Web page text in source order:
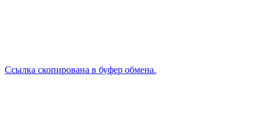
Ссылка скопирована в буфер обмена.